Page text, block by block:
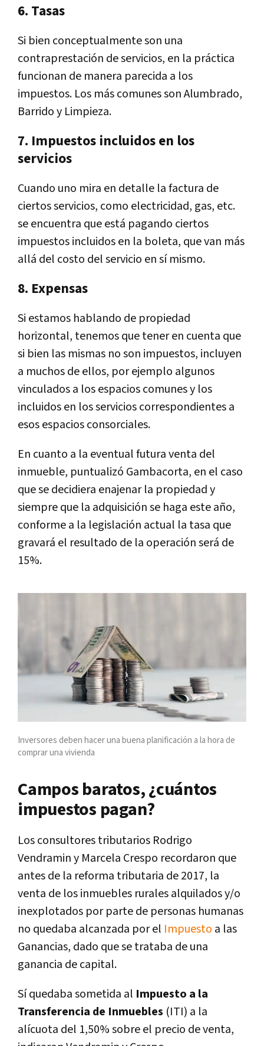
6. Tasas
Si bien conceptualmente son una
contraprestación de servicios, en la práctica
funcionan de manera parecida a los
impuestos. Los más comunes son Alumbrado,
Barrido y Limpieza.
7. Impuestos incluidos en los
servicios
Cuando uno mira en detalle la factura de
ciertos servicios, como electricidad, gas, etc.
se encuentra que está pagando ciertos
impuestos incluidos en la boleta, que van más
allá del costo del servicio en sí mismo.
8. Expensas
Si estamos hablando de propiedad
horizontal, tenemos que tener en cuenta que
si bien las mismas no son impuestos, incluyen
a muchos de ellos, por ejemplo algunos
vinculados a los espacios comunes y los
incluidos en los servicios correspondientes a
esos espacios consorciales.
En cuanto a la eventual futura venta del
inmueble, puntualizó Gambacorta, en el caso
que se decidiera enajenar la propiedad y
siempre que la adquisición se haga este año,
conforme a la legislación actual la tasa que
gravará el resultado de la operación será de
15%.
Inversores deben hacer una buena planificación a la hora de
comprar una vivienda
Campos baratos, ¿cuántos
impuestos pagan?
Los consultores tributarios Rodrigo
Vendramin y Marcela Crespo recordaron que
antes de la reforma tributaria de 2017, la
venta de los inmuebles rurales alquilados y/o
inexplotados por parte de personas humanas
no quedaba alcanzada por el Impuesto a las
Ganancias, dado que se trataba de una
ganancia de capital.
Sí quedaba sometida al Impuesto a la
Transferencia de Inmuebles (ITI) a la
alícuota del 1,50% sobre el precio de venta,